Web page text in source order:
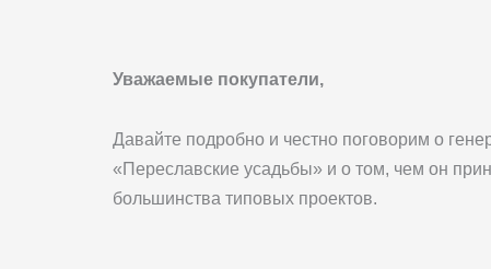
Уважаемые покупатели,
Давайте подробно и честно поговорим о
«Переславские усадьбы» и о том, чем он
большинства типовых проектов.